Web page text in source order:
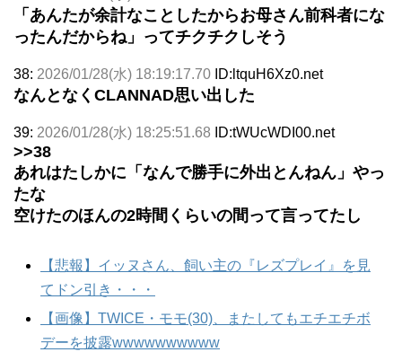
「あんたが余計なことしたからお母さん前科者にな
ったんだからね」ってチクチクしそう
38: 2026/01/28(水) 18:19:17.70 ID:ltquH6Xz0.net
なんとなくCLANNAD思い出した
39: 2026/01/28(水) 18:25:51.68 ID:tWUcWDI00.net
>>38
あれはたしかに「なんで勝手に外出とんねん」やっ
たな
空けたのほんの2時間くらいの間って言ってたし
【悲報】イッヌさん、飼い主の『レズプレイ』を見
てドン引き・・・
【画像】TWICE・モモ(30)、またしてもエチエチボ
デーを披露wwwwwwwwww